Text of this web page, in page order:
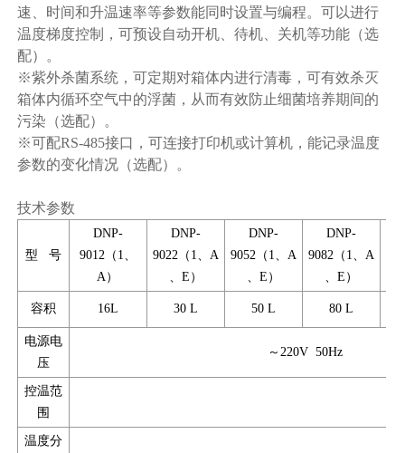
速、时间和升温速率等参数能同时设置与编程。可以进行
温度梯度控制，可预设自动开机、待机、关机等功能（选
配）。
※紫外杀菌系统，可定期对箱体内进行清毒，可有效杀灭
箱体内循环空气中的浮菌，从而有效防止细菌培养期间的
污染（选配）。
※可配RS-485接口，可连接打印机或计算机，能记录温度
参数的变化情况（选配）。
技术参数
型 号
DNP-
9012（1、
A）
DNP-
9022（1、A
、E）
DNP-
9052（1、A
、E）
DNP-
9082（1、A
、E）
容积 16L 30 L 50 L 80 L
电源电
压
～220V 50Hz
控温范
围
温度分